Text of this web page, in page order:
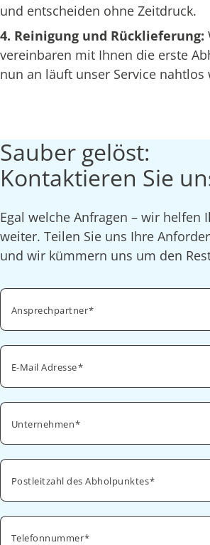
und entscheiden ohne Zeitdruck.
4. Reinigung und Rücklieferung:
vereinbaren mit Ihnen die erste
nun an läuft unser Service nahtlos
Sauber gelöst:
Kontaktieren Sie
Egal welche Anfragen – wir helfen
weiter. Teilen Sie uns Ihre
und wir kümmern uns um den
Ansprechpartner
E-Mail Adresse
Unternehmen
Postleitzahl des Abholpunktes
Telefonnummer